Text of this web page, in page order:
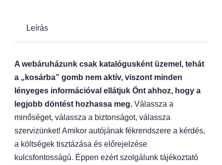
Leírás
A webáruházunk csak katalógusként üzemel, tehát
a „kosárba” gomb nem aktív, viszont minden
lényeges információval ellátjuk Önt ahhoz, hogy a
legjobb döntést hozhassa meg. Válassza a
minőséget, válassza a biztonságot, válassza
szervizünket! Amikor autójának fékrendszere a kérdés,
a költségek tisztázása és előrejelzése
kulcsfontosságú. Éppen ezért szolgálunk tájékoztató